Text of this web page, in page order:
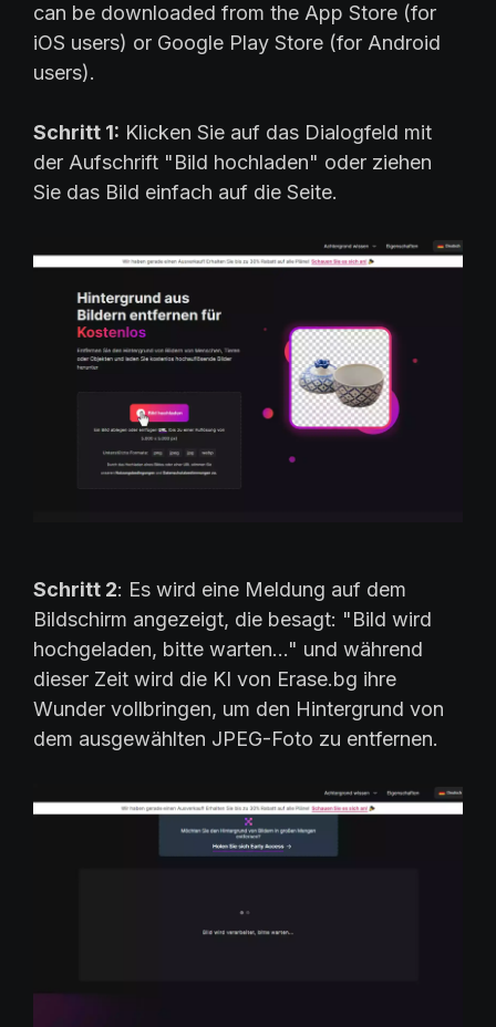
can be downloaded from the App Store (for
iOS users) or Google Play Store (for Android
users).
Schritt 1: Klicken Sie auf das Dialogfeld mit
der Aufschrift "Bild hochladen" oder ziehen
Sie das Bild einfach auf die Seite.
Schritt 2: Es wird eine Meldung auf dem
Bildschirm angezeigt, die besagt: "Bild wird
hochgeladen, bitte warten..." und während
dieser Zeit wird die KI von Erase.bg ihre
Wunder vollbringen, um den Hintergrund von
dem ausgewählten JPEG-Foto zu entfernen.